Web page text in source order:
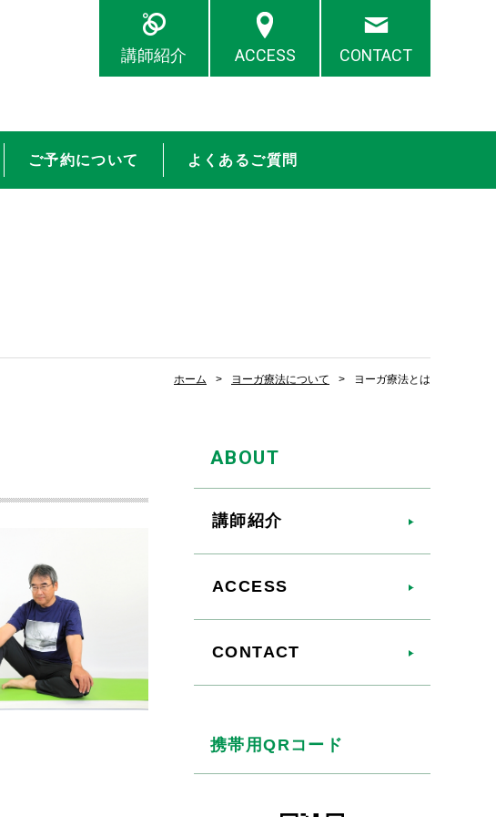
講師紹介 ACCESS CONTACT
ご予約について よくあるご質問
ホーム ヨーガ療法について ヨーガ療法とは
ABOUT
講師紹介
ACCESS
CONTACT
携帯用QRコード